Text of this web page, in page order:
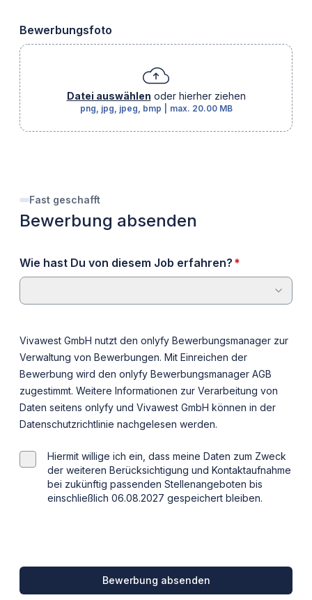
Bewerbungsfoto
Datei auswählen oder hierher ziehen
png, jpg, jpeg, bmp max. 20.00 MB
Fast geschafft
Bewerbung absenden
Wie hast Du von diesem Job erfahren? *
Vivawest GmbH nutzt den onlyfy Bewerbungsmanager zur
Verwaltung von Bewerbungen. Mit Einreichen der
Bewerbung wird den onlyfy Bewerbungsmanager AGB
zugestimmt. Weitere Informationen zur Verarbeitung von
Daten seitens onlyfy und Vivawest GmbH können in der
Datenschutzrichtlinie nachgelesen werden.
Hiermit willige ich ein, dass meine Daten zum Zweck
der weiteren Berücksichtigung und Kontaktaufnahme
bei zukünftig passenden Stellenangeboten bis
einschließlich 06.08.2027 gespeichert bleiben.
Bewerbung absenden